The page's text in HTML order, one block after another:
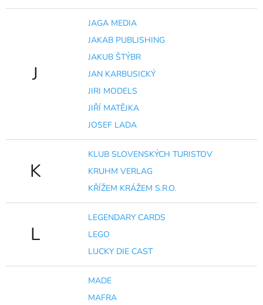
J
JAGA MEDIA
JAKAB PUBLISHING
JAKUB ŠTÝBR
JAN KARBUSICKÝ
JIRI MODELS
JIŘÍ MATĚJKA
JOSEF LADA
K
KLUB SLOVENSKÝCH TURISTOV
KRUHM VERLAG
KŘÍŽEM KRÁŽEM S.R.O.
L
LEGENDARY CARDS
LEGO
LUCKY DIE CAST
MADE
MAFRA